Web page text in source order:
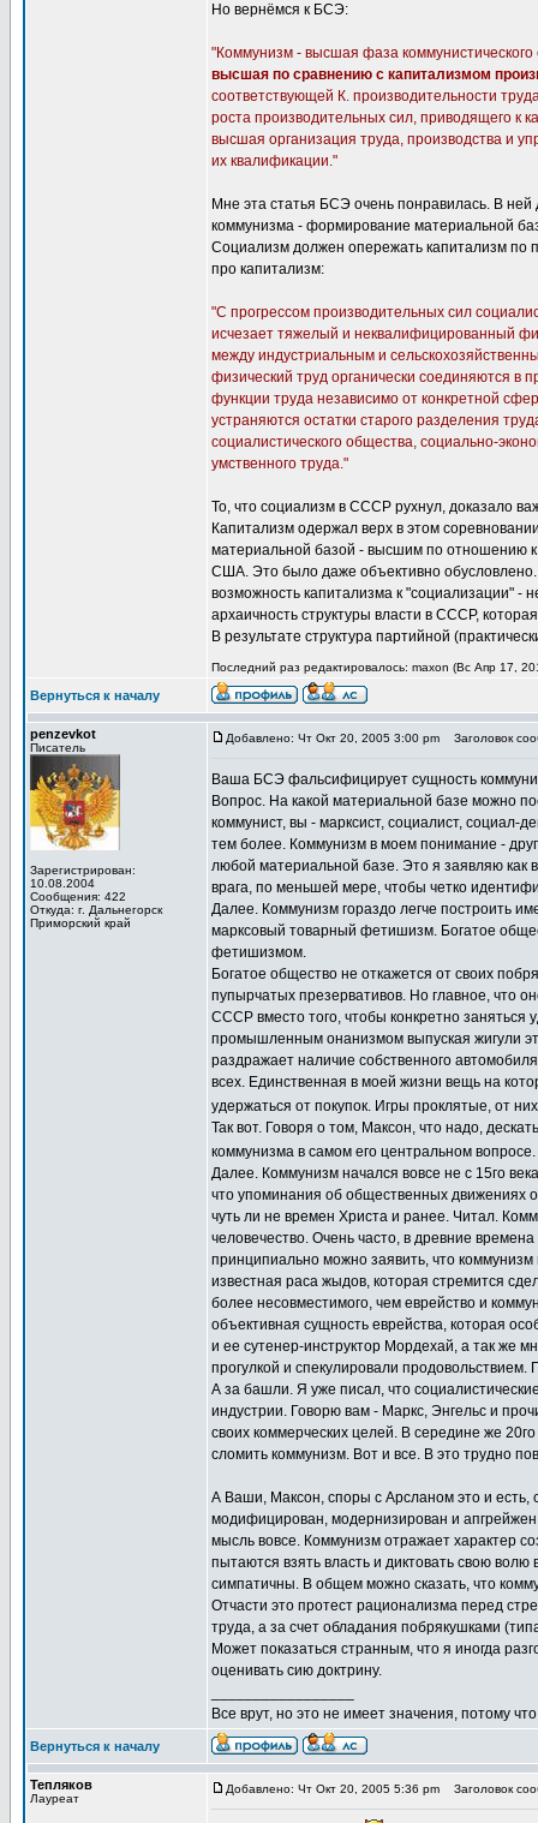
Но вернёмся к БСЭ:
"Коммунизм - высшая фаза
высшая по сравнению с капитализмом
соответствующей К. производительности
роста производительных сил, приводящего к
высшая организация труда, производства и
их квалификации."
Мне эта статья БСЭ очень понравилась. В
коммунизма - формирование материальной
Социализм должен опережать капитализм по
про капитализм:
"С прогрессом производительных сил
исчезает тяжелый и неквалифицированный
между индустриальным и
физический труд органически соединяются в
функции труда независимо от конкретной
устраняются остатки старого разделения
социалистического общества, социально-
умственного труда."
То, что социализм в СССР рухнул, доказало
Капитализм одержал верх в этом
материальной базой - высшим по отношению
США. Это было даже объективно
возможность капитализма к "социализации" -
архаичность структуры власти в СССР,
В результате структура партийной
Последний раз редактировалось: maxon (Вс Апр 17,
Вернуться к началу
penzevkot
Писатель
Зарегистрирован:
10.08.2004
Сообщения: 422
Откуда: г. Дальнегорск
Приморский край
Добавлено: Чт Окт 20, 2005 3:00 pm Заголовок
Ваша БСЭ фальсифицирует сущность
Вопрос. На какой материальной базе можно
коммунист, вы - марксист, социалист, социал-
тем более. Коммунизм в моем понимание -
любой материальной базе. Это я заявляю как
врага, по меньшей мере, чтобы четко
Далее. Коммунизм гораздо легче построить
марксовый товарный фетишизм. Богатое
фетишизмом.
Богатое общество не откажется от своих
пупырчатых презервативов. Но главное, что
СССР вместо того, чтобы конкретно заняться
промышленным онанизмом выпуская жигули
раздражает наличие собственного
всех. Единственная в моей жизни вещь на
удержаться от покупок. Игры проклятые, от
Так вот. Говоря о том, Максон, что надо,
коммунизма в самом его центральном вопросе.
Далее. Коммунизм начался вовсе не с 15го
что упоминания об общественных движениях
чуть ли не времен Христа и ранее. Читал.
человечество. Очень часто, в древние
принципиально можно заявить, что коммунизм
известная раса жыдов, которая стремится
более несовместимого, чем еврейство и
объективная сущность еврейства, которая
и ее сутенер-инструктор Мордехай, а так же
прогулкой и спекулировали продовольствием.
А за башли. Я уже писал, что
индустрии. Говорю вам - Маркс, Энгельс и
своих коммерческих целей. В середине же
сломить коммунизм. Вот и все. В это трудно
А Ваши, Максон, споры с Арсланом это и есть,
модифицирован, модернизирован и
мысль вовсе. Коммунизм отражает характер
пытаются взять власть и диктовать свою
симпатичны. В общем можно сказать, что
Отчасти это протест рационализма перед
труда, а за счет обладания побрякушками
Может показаться странным, что я иногда
оценивать сию доктрину.
Все врут, но это не имеет значения, потому
Вернуться к началу
Тепляков
Лауреат
Добавлено: Чт Окт 20, 2005 5:36 pm Заголовок